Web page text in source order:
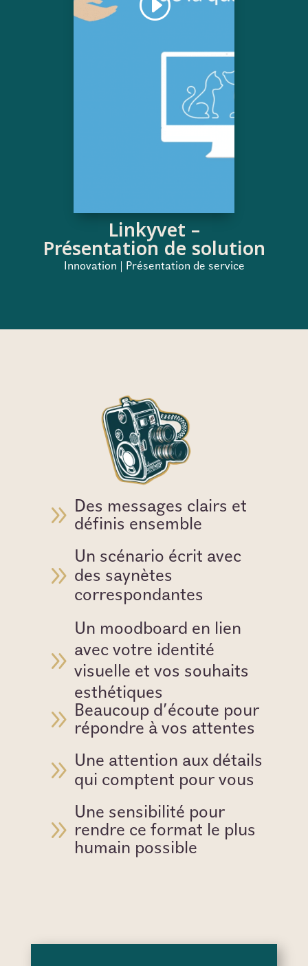
Linkyvet –
Présentation de solution
Innovation | Présentation de service
9 Des messages clairs et
définis ensemble
9
Un scénario écrit avec
des saynètes
correspondantes
9
Un moodboard en lien
avec votre identité
visuelle et vos souhaits
esthétiques
9 Beaucoup d'écoute pour
répondre à vos attentes
9 Une attention aux détails
qui comptent pour vous
9
Une sensibilité pour
rendre ce format le plus
humain possible